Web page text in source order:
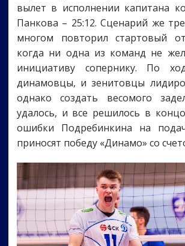
вылет в исполнении капитана
Панкова – 25:12. Сценарий же
многом повторил стартовый
когда ни одна из команд не
инициативу сопернику. По
динамовцы, и зенитовцы
однако создать весомого
удалось, и все решилось в
ошибки Подребинкина на
приносят победу «Динамо» со